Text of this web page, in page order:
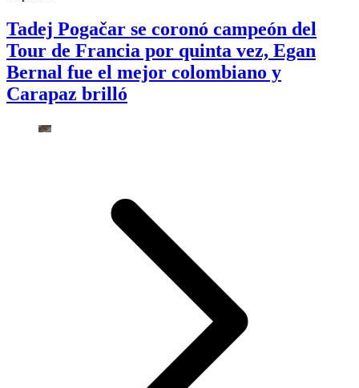
Tadej Pogačar se coronó campeón del
Tour de Francia por quinta vez, Egan
Bernal fue el mejor colombiano y
Carapaz brilló